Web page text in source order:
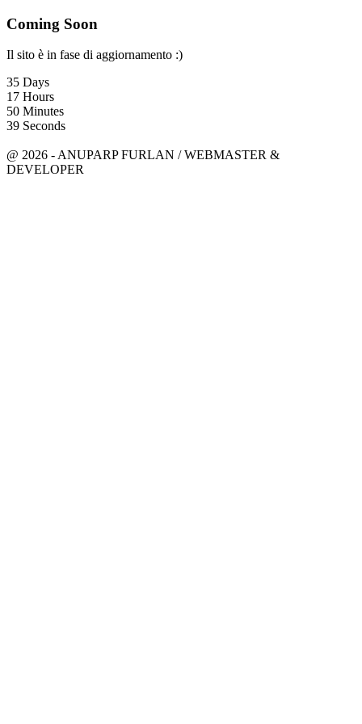
Coming Soon
Il sito è in fase di aggiornamento :)
35 Days
17 Hours
50 Minutes
39 Seconds
@ 2026 - ANUPARP FURLAN / WEBMASTER &
DEVELOPER